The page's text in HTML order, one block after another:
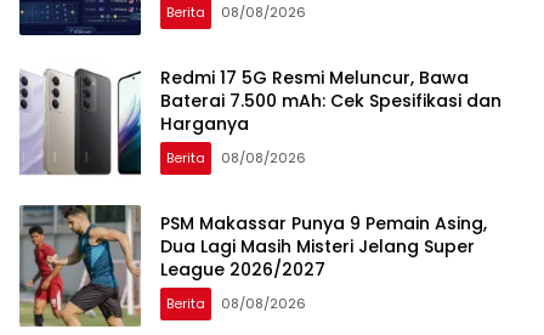
Berita 08/08/2026
Redmi 17 5G Resmi Meluncur, Bawa
Baterai 7.500 mAh: Cek Spesifikasi dan
Harganya
Berita 08/08/2026
PSM Makassar Punya 9 Pemain Asing,
Dua Lagi Masih Misteri Jelang Super
League 2026/2027
Berita 08/08/2026